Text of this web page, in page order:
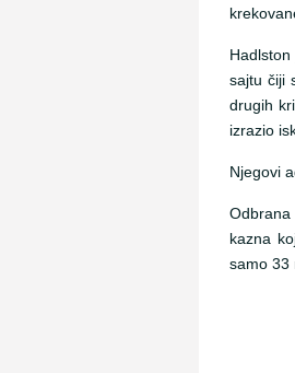
sajtu čiji
drugih
izrazio
Njegovi
kazna
samo 33